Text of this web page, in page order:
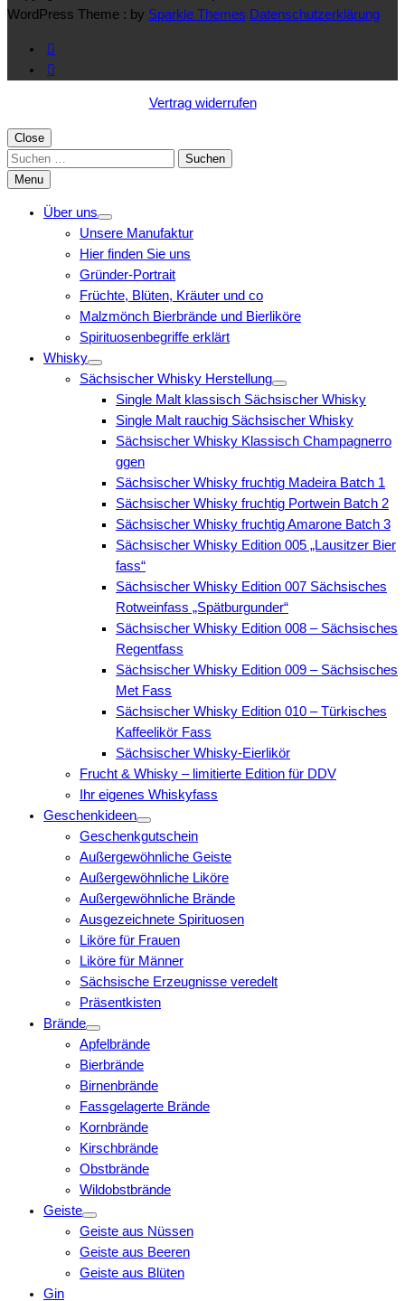
WordPress Theme : by Sparkle Themes Datenschutzerklärung
Vertrag widerrufen
Close
Suchen
nach:
Menu
Über uns
Unsere Manufaktur
Hier finden Sie uns
Gründer-Portrait
Früchte, Blüten, Kräuter und co
Malzmönch Bierbrände und Bierliköre
Spirituosenbegriffe erklärt
Whisky
Sächsischer Whisky Herstellung
Single Malt klassisch Sächsischer Whisky
Single Malt rauchig Sächsischer Whisky
Sächsischer Whisky Klassisch Champagnerro
ggen
Sächsischer Whisky fruchtig Madeira Batch 1
Sächsischer Whisky fruchtig Portwein Batch 2
Sächsischer Whisky fruchtig Amarone Batch 3
Sächsischer Whisky Edition 005 „Lausitzer Bier
fass“
Sächsischer Whisky Edition 007 Sächsisches
Rotweinfass „Spätburgunder“
Sächsischer Whisky Edition 008 – Sächsisches
Regentfass
Sächsischer Whisky Edition 009 – Sächsisches
Met Fass
Sächsischer Whisky Edition 010 – Türkisches
Kaffeelikör Fass
Sächsischer Whisky-Eierlikör
Frucht & Whisky – limitierte Edition für DDV
Ihr eigenes Whiskyfass
Geschenkideen
Geschenkgutschein
Außergewöhnliche Geiste
Außergewöhnliche Liköre
Außergewöhnliche Brände
Ausgezeichnete Spirituosen
Liköre für Frauen
Liköre für Männer
Sächsische Erzeugnisse veredelt
Präsentkisten
Brände
Apfelbrände
Bierbrände
Birnenbrände
Fassgelagerte Brände
Kornbrände
Kirschbrände
Obstbrände
Wildobstbrände
Geiste
Geiste aus Nüssen
Geiste aus Beeren
Geiste aus Blüten
Gin